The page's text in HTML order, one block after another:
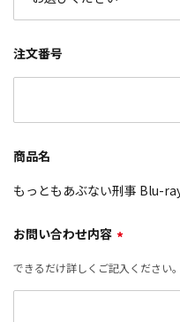
注文番号
商品名
もっともあぶない刑事 Blu-
お問い合わせ内容 *
できるだけ詳しくご記入ください。